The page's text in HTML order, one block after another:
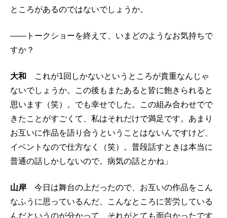
ところがあるのではないでしょうか。
――トークショーを終えて、いまどのようなお気持ちで
すか？
大和
これが1回しかないというところが貴重なんじゃ
ないでしょうか。この後もまたあると皆に飽きられると
思います（笑）。でも幸せでした。この組み合わせでで
きたことがすごくて、私はそれだけで満足です。あまり
お互いに作品を語り合うということはないんですけど、
イベントなので仕方なく（笑）。普段話すときは本当に
普通の話しかしないので。病気の話とかね」
山岸 今日は舞台の上だったので、お互いの作品をこん
なふうに思っているんだ、こんなところに苦労している
んだというのが分かって、それがとても面白かったです